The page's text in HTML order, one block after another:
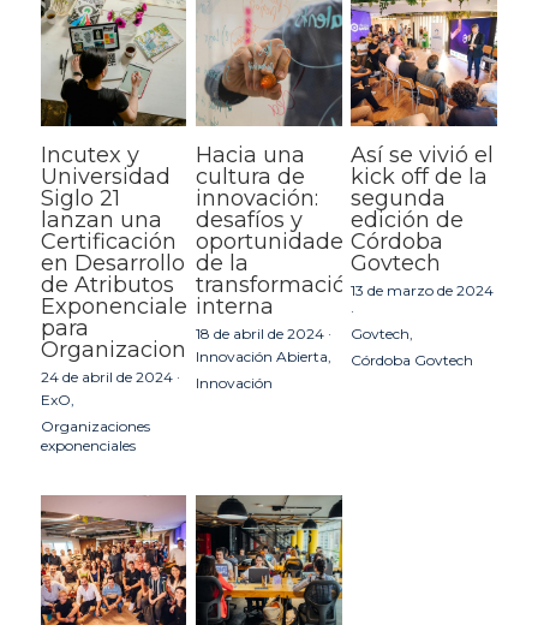
Incutex y
Universidad
Siglo 21
lanzan una
Certificación
en Desarrollo
de Atributos
Exponenciales
para
Organizaciones
24 de abril de 2024 ·
ExO,
Organizaciones
exponenciales
Hacia una
cultura de
innovación:
desafíos y
oportunidades
de la
transformación
interna
18 de abril de 2024 ·
Innovación Abierta,
Innovación
Así se vivió el
kick off de la
segunda
edición de
Córdoba
Govtech
13 de marzo de 2024
·
Govtech,
Córdoba Govtech